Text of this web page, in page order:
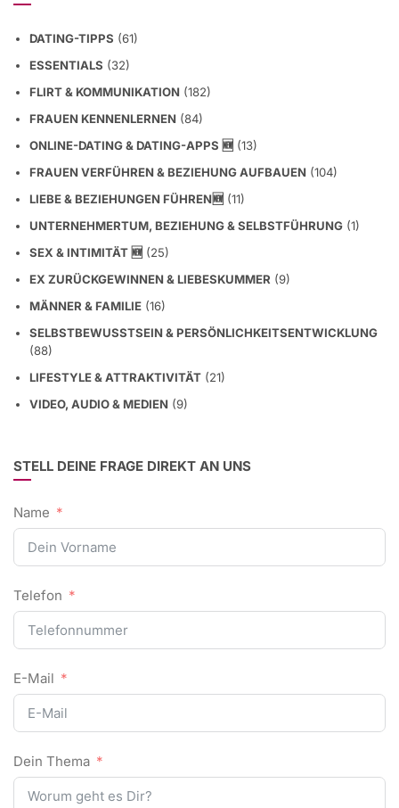
DATING-TIPPS (61)
ESSENTIALS (32)
FLIRT & KOMMUNIKATION (182)
FRAUEN KENNENLERNEN (84)
ONLINE-DATING & DATING-APPS 🆕 (13)
FRAUEN VERFÜHREN & BEZIEHUNG AUFBAUEN (104)
LIEBE & BEZIEHUNGEN FÜHREN🆕 (11)
UNTERNEHMERTUM, BEZIEHUNG & SELBSTFÜHRUNG (1)
SEX & INTIMITÄT 🆕 (25)
EX ZURÜCKGEWINNEN & LIEBESKUMMER (9)
MÄNNER & FAMILIE (16)
SELBSTBEWUSSTSEIN & PERSÖNLICHKEITSENTWICKLUNG
(88)
LIFESTYLE & ATTRAKTIVITÄT (21)
VIDEO, AUDIO & MEDIEN (9)
STELL DEINE FRAGE DIREKT AN UNS
Name
Telefon
E-Mail
Dein Thema